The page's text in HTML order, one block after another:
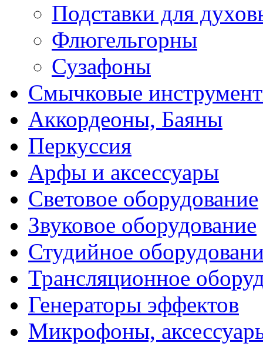
Подставки для
Флюгельгорны
Сузафоны
Смычковые
Аккордеоны, Баяны
Перкуссия
Арфы и аксессуары
Световое оборудование
Звуковое оборудование
Студийное
Трансляционное
Генераторы эффектов
Микрофоны,